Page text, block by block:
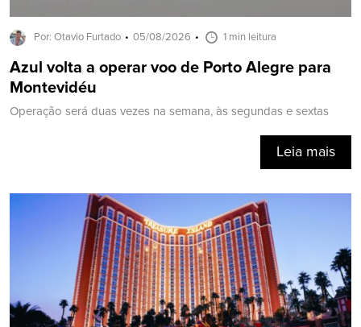
Por: Otavio Furtado 05/08/2026 1 min leitura
Azul volta a operar voo de Porto Alegre para
Montevidéu
Operação será duas vezes na semana, às segundas e sextas
Leia mais